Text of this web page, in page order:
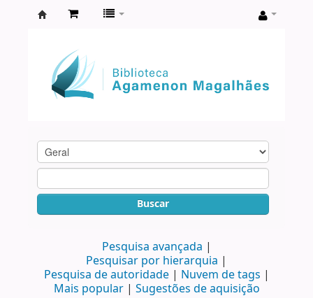
Agamenon
Magalhães
Buscar
Pesquisa avançada
Pesquisar por hierarquia
Pesquisa de autoridade
Nuvem de tags
Mais popular
Sugestões de aquisição